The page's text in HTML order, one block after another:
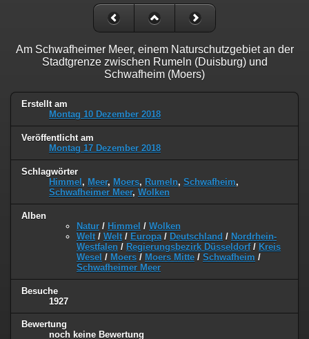
Am Schwafheimer Meer, einem Naturschutzgebiet an der
Stadtgrenze zwischen Rumeln (Duisburg) und
Schwafheim (Moers)
Erstellt am
Montag 10 Dezember 2018
Veröffentlicht am
Montag 17 Dezember 2018
Schlagwörter
Himmel , Meer, Moers, Rumeln, Schwafheim,
Schwafheimer Meer, Wolken
Alben
Natur / Himmel / Wolken
Welt / Welt / Europa / Deutschland / Nordrhein-
Westfalen / Regierungsbezirk Düsseldorf/ Kreis
Wesel / Moers / Moers Mitte / Schwafheim /
Schwafheimer Meer
Besuche
1927
Bewertung
noch keine Bewertung